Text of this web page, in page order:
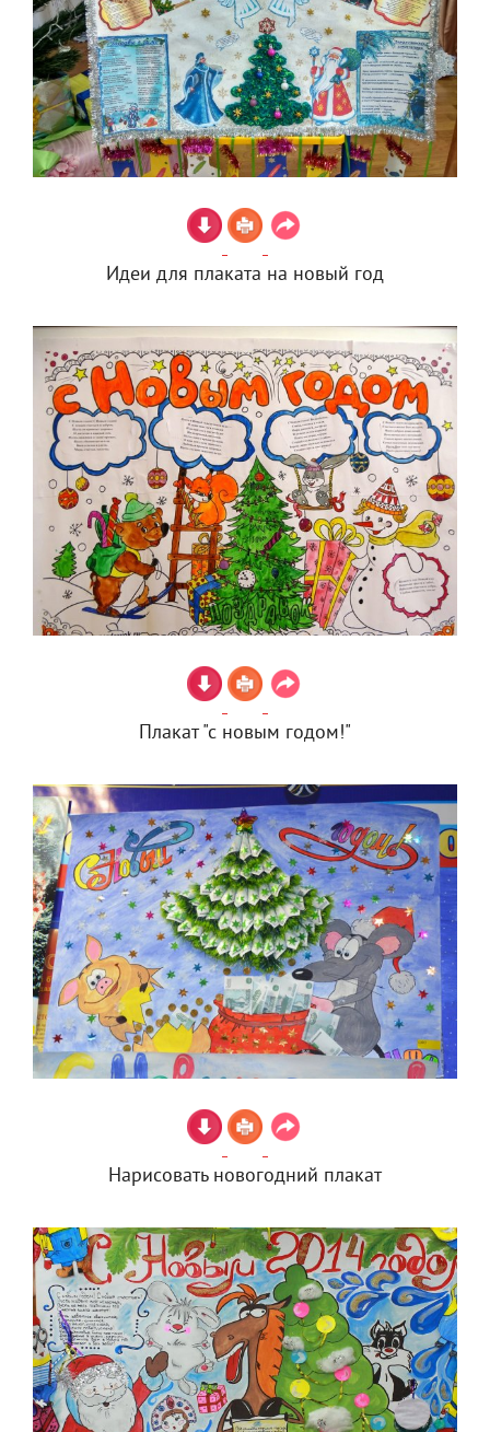
Идеи для плаката на новый год
Плакат "с новым годом!"
Нарисовать новогодний плакат